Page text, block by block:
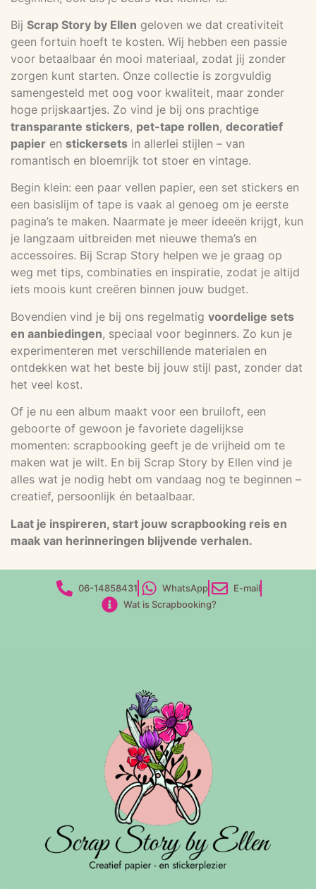
Bij Scrap Story by Ellen geloven we dat creativiteit
geen fortuin hoeft te kosten. Wij hebben een passie
voor betaalbaar én mooi materiaal, zodat jij zonder
zorgen kunt starten. Onze collectie is zorgvuldig
samengesteld met oog voor kwaliteit, maar zonder
hoge prijskaartjes. Zo vind je bij ons prachtige
transparante stickers, pet-tape rollen, decoratief
papier en stickersets in allerlei stijlen – van
romantisch en bloemrijk tot stoer en vintage.
Begin klein: een paar vellen papier, een set stickers en
een basislijm of tape is vaak al genoeg om je eerste
pagina’s te maken. Naarmate je meer ideeën krijgt, kun
je langzaam uitbreiden met nieuwe thema’s en
accessoires. Bij Scrap Story helpen we je graag op
weg met tips, combinaties en inspiratie, zodat je altijd
iets moois kunt creëren binnen jouw budget.
Bovendien vind je bij ons regelmatig voordelige sets
en aanbiedingen, speciaal voor beginners. Zo kun je
experimenteren met verschillende materialen en
ontdekken wat het beste bij jouw stijl past, zonder dat
het veel kost.
Of je nu een album maakt voor een bruiloft, een
geboorte of gewoon je favoriete dagelijkse
momenten: scrapbooking geeft je de vrijheid om te
maken wat je wilt. En bij Scrap Story by Ellen vind je
alles wat je nodig hebt om vandaag nog te beginnen –
creatief, persoonlijk én betaalbaar.
Laat je inspireren, start jouw scrapbooking reis en
maak van herinneringen blijvende verhalen.
06-14858431 WhatsApp
E-mail
Wat is Scrapbooking?